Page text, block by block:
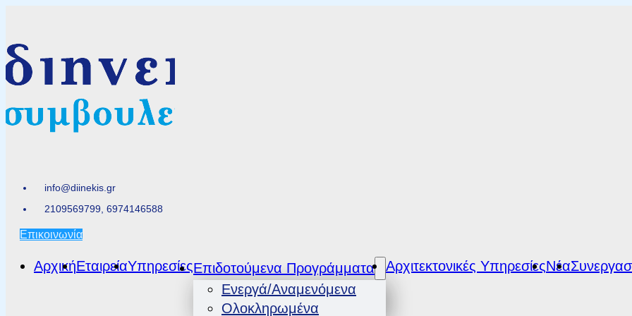
info@diinekis.gr
2109569799, 6974146588
Επικοινωνία
ΑρχικήΕταιρείαΥπηρεσίεςΕπιδοτούμενα Προγράμματα
Ενεργά/Αναμενόμενα
Ολοκληρωμένα
Αρχιτεκτονικές ΥπηρεσίεςΝέα